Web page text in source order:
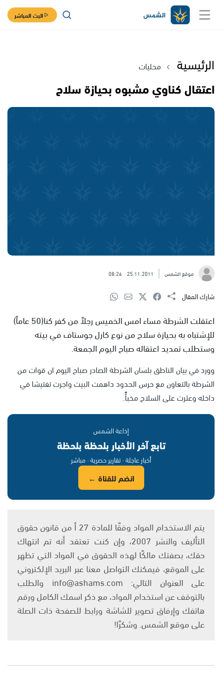
البث المباشر
الرئيسية محليات
اعتقال كناوي مشبوه بحيازة سلاح
موقع الشمس 25.11.2011
08:26
شارك المقال
اعتقلت الشرطة مساء امس الخميس رجلاً من كفر كنا(50 عاماً)
للإشتباه به بحيازة سلاح من نوع كارل جوستاف في بيته
وستطلب تمديد اعتقاله صباح اليوم الجمعة.
وورد في بيان الناطق بلسان الشرطة الصادر صباح اليوم ان قوات من
الشرطة بالتعاون مع حرس الحدود داهمت البيت واجرت تفتيشا في
داخله وعثرت على السلاح مخبأً.
إذاعة الشمس
تابع آخر الأخبار بلحظة بلحظة
أخبار عاجلة · تقارير حصرية · مباشر
انضم للقناة ←
يتم الاستخدام المواد وفقًا للمادة 27 أ من قانون حقوق
التأليف والنشر 2007، وإن كنت تعتقد أنه تم انتهاك
حقك، بصفتك مالكًا لهذه الحقوق في المواد التي تظهر
على الموقع، فيمكنك التواصل معنا عبر البريد الإلكتروني
على العنوان التالي: info@ashams.com والطلب
بالتوقف عن استخدام المواد، مع ذكر اسمك الكامل ورقم
هاتفك وإرفاق تصوير للشاشة ورابط للصفحة ذات الصلة
على موقع الشمس. وشكرًا!